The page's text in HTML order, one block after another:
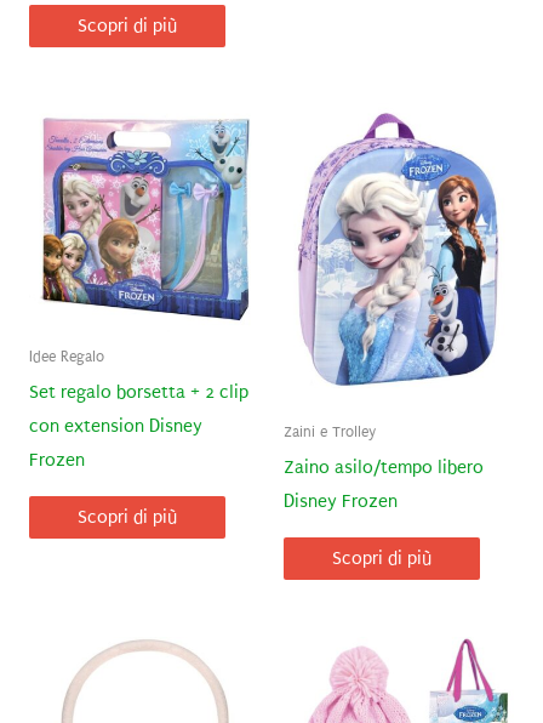
Scopri di più
Idee Regalo
Set regalo borsetta + 2 clip
con extension Disney
Frozen
Scopri di più
Zaini e Trolley
Zaino asilo/tempo libero
Disney Frozen
Scopri di più